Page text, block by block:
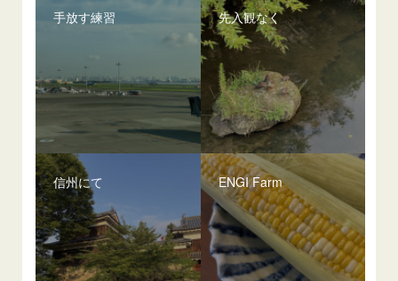
手放す練習 先入観なく
信州にて ENGI Farm